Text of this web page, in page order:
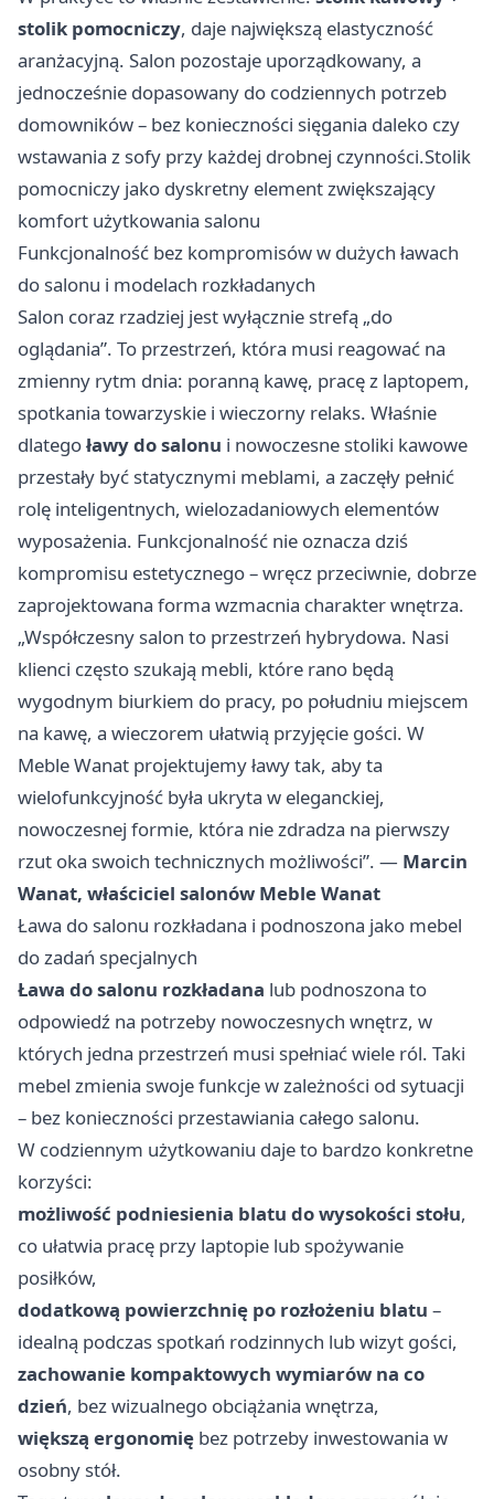
stolik pomocniczy, daje największą elastyczność
aranżacyjną. Salon pozostaje uporządkowany, a
jednocześnie dopasowany do codziennych potrzeb
domowników – bez konieczności sięgania daleko czy
wstawania z sofy przy każdej drobnej czynności.Stolik
pomocniczy jako dyskretny element zwiększający
komfort użytkowania salonu
Funkcjonalność bez kompromisów w dużych ławach
do salonu i modelach rozkładanych
Salon coraz rzadziej jest wyłącznie strefą „do
oglądania”. To przestrzeń, która musi reagować na
zmienny rytm dnia: poranną kawę, pracę z laptopem,
spotkania towarzyskie i wieczorny relaks. Właśnie
dlategoławy do salonu i nowoczesne stoliki kawowe
przestały być statycznymi meblami, a zaczęły pełnić
rolę inteligentnych, wielozadaniowych elementów
wyposażenia. Funkcjonalność nie oznacza dziś
kompromisu estetycznego – wręcz przeciwnie, dobrze
zaprojektowana forma wzmacnia charakter wnętrza.
„Współczesny salon to przestrzeń hybrydowa. Nasi
klienci często szukają mebli, które rano będą
wygodnym biurkiem do pracy, po południu miejscem
na kawę, a wieczorem ułatwią przyjęcie gości. W
Meble Wanat projektujemy ławy tak, aby ta
wielofunkcyjność była ukryta w eleganckiej,
nowoczesnej formie, która nie zdradza na pierwszy
rzut oka swoich technicznych możliwości”. — Marcin
Wanat, właściciel salonów Meble Wanat
Ława do salonu rozkładana i podnoszona jako mebel
do zadań specjalnych
Ława do salonu rozkładana lub podnoszona to
odpowiedź na potrzeby nowoczesnych wnętrz, w
których jedna przestrzeń musi spełniać wiele ról. Taki
mebel zmienia swoje funkcje w zależności od sytuacji
– bez konieczności przestawiania całego salonu.
W codziennym użytkowaniu daje to bardzo konkretne
korzyści:
możliwość podniesienia blatu do wysokości stołu,
co ułatwia pracę przy laptopie lub spożywanie
posiłków,
dodatkową powierzchnię po rozłożeniu blatu –
idealną podczas spotkań rodzinnych lub wizyt gości,
zachowanie kompaktowych wymiarów na co
dzień, bez wizualnego obciążania wnętrza,
większą ergonomię bez potrzeby inwestowania w
osobny stół.